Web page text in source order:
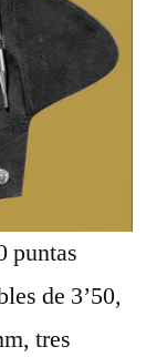
puntas
de 3’50,
tres